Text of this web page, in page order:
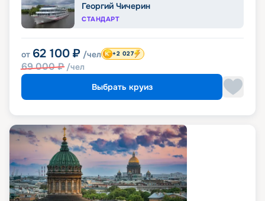
Георгий Чичерин
СТАНДАРТ
от 62 100 ₽ /чел
69 000₽ /чел
+2 027
Выбрать круиз